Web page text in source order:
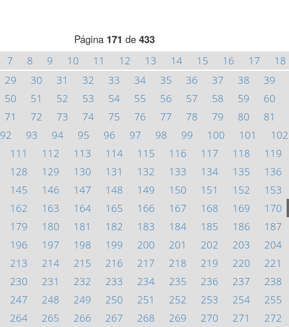
Página 171 de 433
7 8 9 10 11 12 13 14 15 16 17 18
29 30 31 32 33 34 35 36 37 38 39
50 51 52 53 54 55 56 57 58 59 60
71 72 73 74 75 76 77 78 79 80 81
92 93 94 95 96 97 98 99 100 101 102
111 112 113 114 115 116 117 118 119
128 129 130 131 132 133 134 135 136
145 146 147 148 149 150 151 152 153
162 163 164 165 166 167 168 169 170
179 180 181 182 183 184 185 186 187
196 197 198 199 200 201 202 203 204
213 214 215 216 217 218 219 220 221
230 231 232 233 234 235 236 237 238
247 248 249 250 251 252 253 254 255
264 265 266 267 268 269 270 271 272